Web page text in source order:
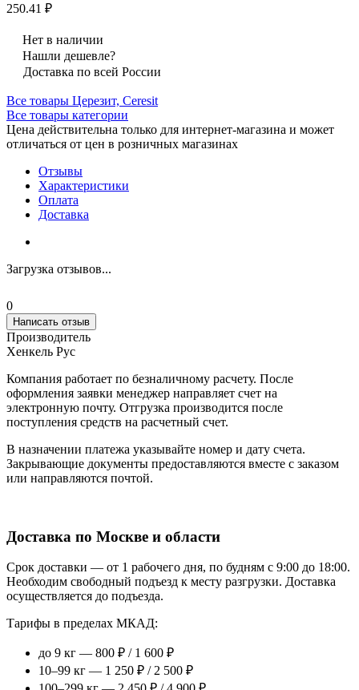
250.41 ₽
Нет в наличии
Нашли дешевле?
Доставка по всей России
Все товары Церезит, Ceresit
Все товары категории
Цена действительна только для интернет-магазина и может
отличаться от цен в розничных магазинах
Отзывы
Характеристики
Оплата
Доставка
Загрузка отзывов...
0
Написать отзыв
Производитель
Хенкель Рус
Компания работает по безналичному расчету. После
оформления заявки менеджер направляет счет на
электронную почту. Отгрузка производится после
поступления средств на расчетный счет.
В назначении платежа указывайте номер и дату счета.
Закрывающие документы предоставляются вместе с заказом
или направляются почтой.
Доставка по Москве и области
Срок доставки — от 1 рабочего дня, по будням с 9:00 до 18:00.
Необходим свободный подъезд к месту разгрузки. Доставка
осуществляется до подъезда.
Тарифы в пределах МКАД:
до 9 кг — 800 ₽ / 1 600 ₽
10–99 кг — 1 250 ₽ / 2 500 ₽